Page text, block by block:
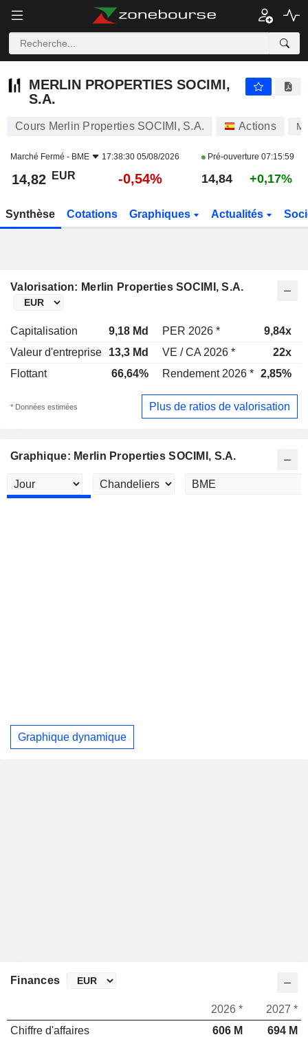
MERLIN PROPERTIES SOCIMI,
S.A.
Cours Merlin Properties SOCIMI, S.A. Actions
Marché Fermé - BME 17:38:30 05/08/2026 Pré-ouverture 07:15:59
14,82 EUR -0,54% 14,84 +0,17%
Synthèse Cotations Graphiques Actualités
Valorisation: Merlin Properties SOCIMI, S.A.
Capitalisation 9,18 Md PER 2026 * 9,84x
Valeur d'entreprise
13,3 Md VE / CA 2026 * 22x
Flottant
66,64% Rendement 2026 * 2,85%
* Données estimées Plus de ratios de valorisation
Graphique: Merlin Properties SOCIMI, S.A.
Graphique dynamique
Finances
2026 *
2027 *
Chiffre d'affaires
606 M
694 M